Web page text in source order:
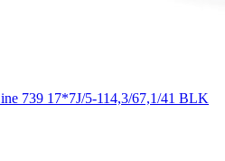
739 17*7J/5-114,3/67,1/41 BLK